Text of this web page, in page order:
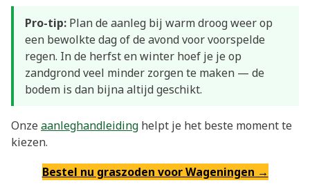
Pro-tip: Plan de aanleg bij warm droog weer op
een bewolkte dag of de avond voor voorspelde
regen. In de herfst en winter hoef je je op
zandgrond veel minder zorgen te maken — de
bodem is dan bijna altijd geschikt.
Onzeaanleghandleiding helpt je het beste moment te
kiezen.
Bestel nu graszoden voor Wageningen →